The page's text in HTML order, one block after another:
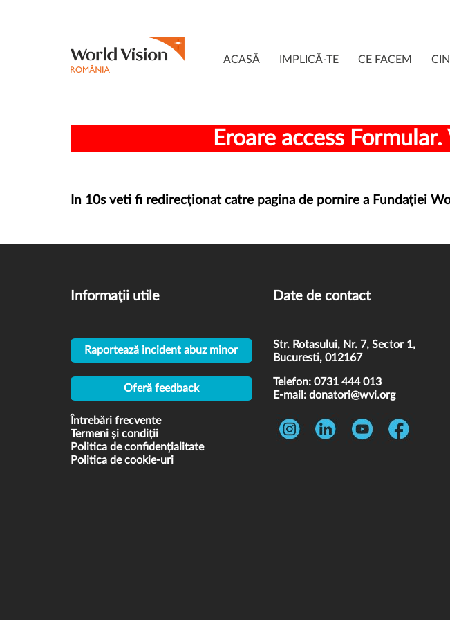
ACASĂ IMPLICĂ-TE CE FACEM
Eroare access
In 10s veti fi redirecţionat catre pagina de pornire a Fundaţiei
Informaţii utile
Raportează incident abuz minor
Oferă feedback
Întrebări frecvente
Termeni și condiții
Politica de confidențialitate
Politica de cookie-uri
Date de contact
Str. Rotasului, Nr. 7, Sector 1,
Bucuresti, 012167
Telefon: 0731 444 013
E-mail: donatori@wvi.org